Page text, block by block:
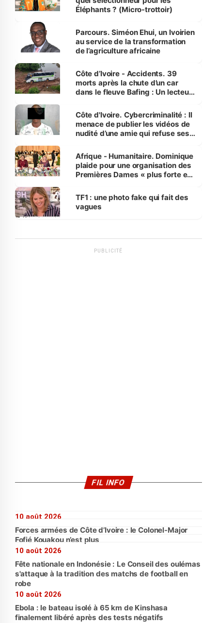
Éléphants ? (Micro-trottoir)
Parcours. Siméon Ehui, un Ivoirien
au service de la transformation
de l’agriculture africaine
Côte d’Ivoire - Accidents. 39
morts après la chute d’un car
dans le fleuve Bafing : Un lecteur
des Transports
Côte d'Ivoire. Cybercriminalité : Il
menace de publier les vidéos de
nudité d’une amie qui refuse ses
Afrique - Humanitaire. Dominique
plaide pour une organisation des
Premières Dames « plus forte et
sur la scène internationale »
TF1 : une photo fake qui fait des
vagues
PUBLICITÉ
FIL INFO
10 août 2026
Forces armées de Côte d’Ivoire : le Colonel-Major
Fofié Kouakou n’est plus
10 août 2026
Fête nationale en Indonésie : Le Conseil des oulémas
s'attaque à la tradition des matchs de football en
robe
10 août 2026
Ebola : le bateau isolé à 65 km de Kinshasa
finalement libéré après des tests négatifs